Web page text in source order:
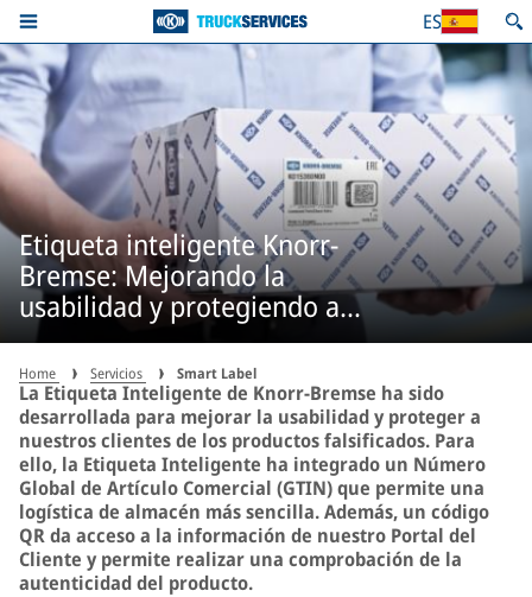
ES
Etiqueta inteligente Knorr-
Bremse: Mejorando la
usabilidad y protegiendo a
nuestros clientes de productos
falsificados.
Home Servicios Smart Label
La Etiqueta Inteligente de Knorr-Bremse ha sido
desarrollada para mejorar la usabilidad y proteger a
nuestros clientes de los productos falsificados. Para
ello, la Etiqueta Inteligente ha integrado un Número
Global de Artículo Comercial (GTIN) que permite una
logística de almacén más sencilla. Además, un código
QR da acceso a la información de nuestro Portal del
Cliente y permite realizar una comprobación de la
autenticidad del producto.